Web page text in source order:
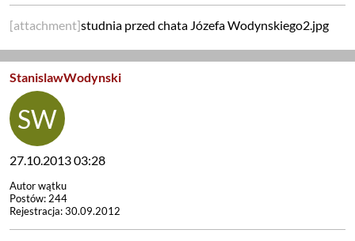
[attachment]studnia przed chata Józefa Wodynskiego2.jpg
StanislawWodynski
27.10.2013 03:28
Autor wątku
Postów: 244
Rejestracja: 30.09.2012